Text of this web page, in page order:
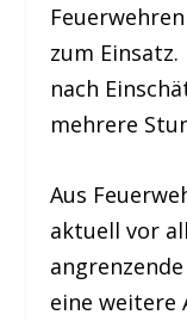
zum
nach
mehrere
Aus
aktuell vor
eine weitere